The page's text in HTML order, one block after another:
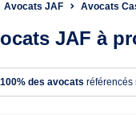
Avocats JAF Avocats
JAF à
100% des avocats référencés